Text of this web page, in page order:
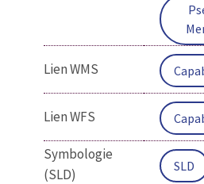
Lien WMS
Lien WFS
Symbologie
(SLD)
SLD